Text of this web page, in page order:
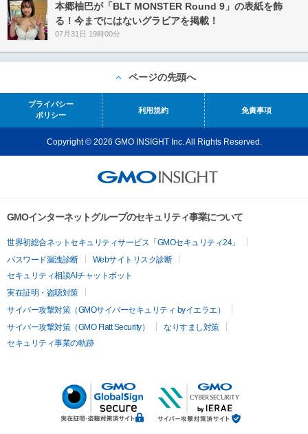
本郷柚巴が「BLT MONSTER Round 9」の表紙を飾
る！今までにはないグラビアを掲載！
07月31日 19時00分
ページの先頭へ
プライバシー
ポリシー
利用規約 免責事項
Copyright © 2026 GMO INSIGHT Inc. All Rights Reserved.
GMOインターネットグループのセキュリティ事業について
世界初総合ネットセキュリティサービス「GMOセキュリティ24」
パスワード漏洩診断
Webサイトリスク診断
セキュリティ相談AIチャットボット
実在証明・盗聴対策
サイバー攻撃対策（GMOサイバーセキュリティ byイエラエ）
サイバー攻撃対策（GMO Flatt Security）
なりすまし対策
セキュリティ事業の軌跡